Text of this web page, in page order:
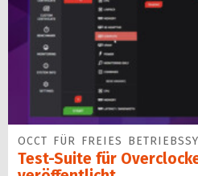
OCCT FÜR FREIES
Test-Suite für